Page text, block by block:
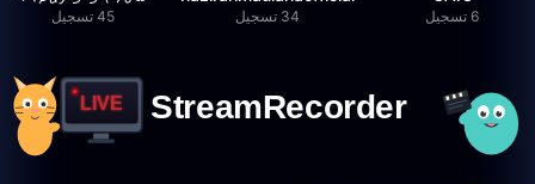
6 تسجيل 34 تسجيل 45 تسجيل